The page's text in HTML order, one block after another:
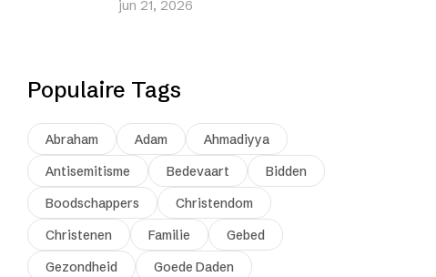
jun 21, 2026
Populaire Tags
Abraham Adam
Ahmadiyya
Antisemitisme
Bedevaart
Bidden
Boodschappers
Christendom
Christenen
Familie
Gebed
Gezondheid
Goede Daden